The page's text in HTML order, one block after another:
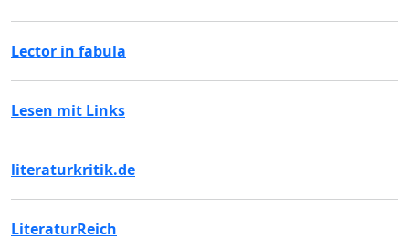
Lector in fabula
Lesen mit Links
literaturkritik.de
LiteraturReich